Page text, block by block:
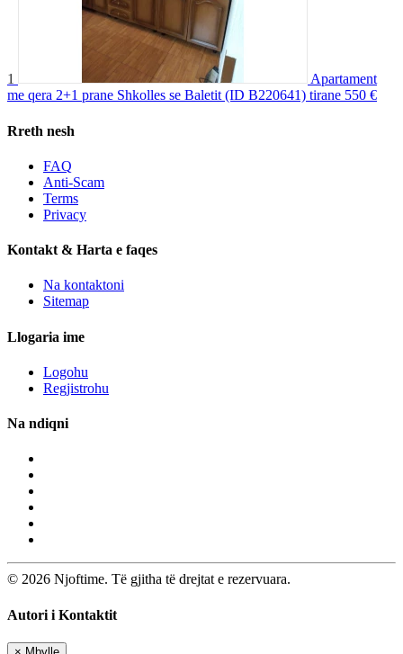
1
Apartament
me qera 2+1 prane Shkolles se Baletit (ID B220641) tirane 550 €
Rreth nesh
FAQ
Anti-Scam
Terms
Privacy
Kontakt & Harta e faqes
Na kontaktoni
Sitemap
Llogaria ime
Logohu
Regjistrohu
Na ndiqni
© 2026 Njoftime. Të gjitha të drejtat e rezervuara.
Autori i Kontaktit